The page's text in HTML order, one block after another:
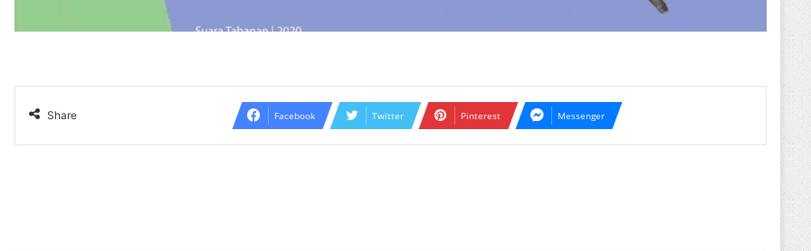
Share Facebook Twitter Pinterest Messenger